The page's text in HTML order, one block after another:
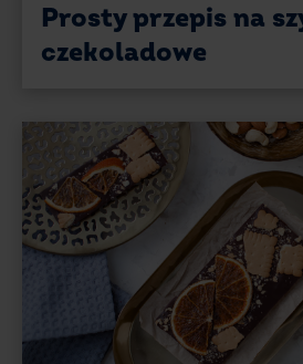
Prosty przepis na
czekoladowe